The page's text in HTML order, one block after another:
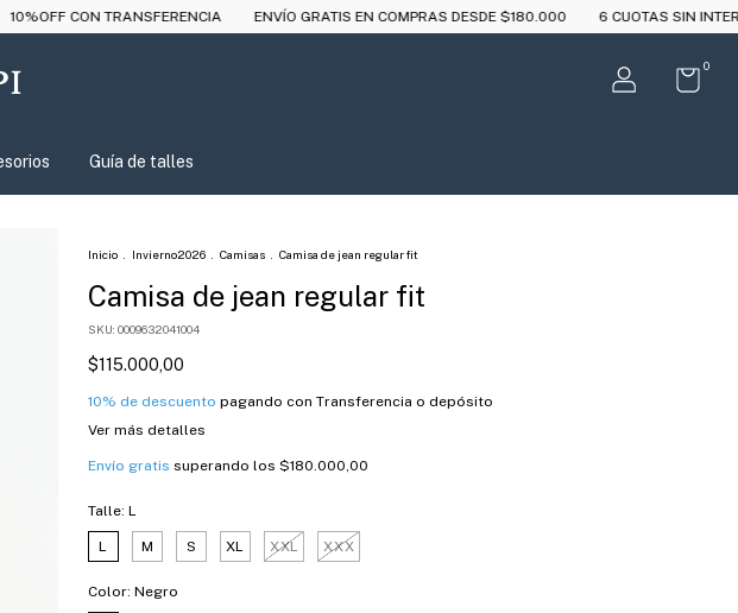
ENVÍO GRATIS EN COMPRAS DESDE $180.000 6 CUOTAS SIN INTERÉS A PARTIR DE
0
Guía de talles
Inicio Invierno2026 Camisas Camisa de jean regular fit
Camisa de jean regular fit
SKU: 0009632041004
$115.000,00
10% de descuento pagando con Transferencia o depósito
Ver más detalles
Envío gratis superando los $180.000,00
Talle: L
L M S XL XXL XXX
Color: Negro